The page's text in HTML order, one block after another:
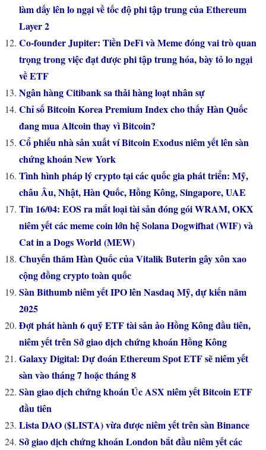
làm dấy lên lo ngại về tốc độ phi tập trung của Ethereum
Layer 2
Co-founder Jupiter: Tiền DeFi và Meme đóng vai trò quan
trọng trong việc đạt được phi tập trung hóa, bày tỏ lo ngại
về ETF
Ngân hàng Citibank sa thải hàng loạt nhân sự
Chỉ số Bitcoin Korea Premium Index cho thấy Hàn Quốc
đang mua Altcoin thay vì Bitcoin?
Cổ phiếu nhà sản xuất ví Bitcoin Exodus niêm yết lên sàn
chứng khoán New York
Tình hình pháp lý crypto tại các quốc gia phát triển: Mỹ,
châu Âu, Nhật, Hàn Quốc, Hồng Kông, Singapore, UAE
Tin 16/04: EOS ra mắt loại tài sản đóng gói WRAM, OKX
niêm yết các meme coin lớn hệ Solana Dogwifhat (WIF) và
Cat in a Dogs World (MEW)
Chuyến thăm Hàn Quốc của Vitalik Buterin gây xôn xao
cộng đồng crypto toàn quốc
Sàn Bithumb niêm yết IPO lên Nasdaq Mỹ, dự kiến năm
2025
Đợt phát hành 6 quỹ ETF tài sản ảo Hồng Kông đầu tiên,
niêm yết trên Sở giao dịch chứng khoán Hồng Kông
Galaxy Digital: Dự đoán Ethereum Spot ETF sẽ niêm yết
sàn vào tháng 7 hoặc tháng 8
Sàn giao dịch chứng khoán Úc ASX niêm yết Bitcoin ETF
đầu tiên
Lista DAO ($LISTA) vừa được niêm yết trên sàn Binance
Sở giao dịch chứng khoán London bắt đầu niêm yết các